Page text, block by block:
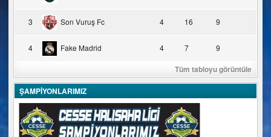
3 Son Vuruş Fc 4 16 9
4 Fake Madrid 4 7 9
Tüm tabloyu görüntüle
ŞAMPİYONLARIMIZ